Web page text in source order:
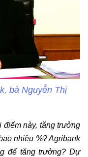
bà Nguyễn Thị
điểm này, tăng trưởng
nhiêu %? Agribank
để tăng trưởng? Dự